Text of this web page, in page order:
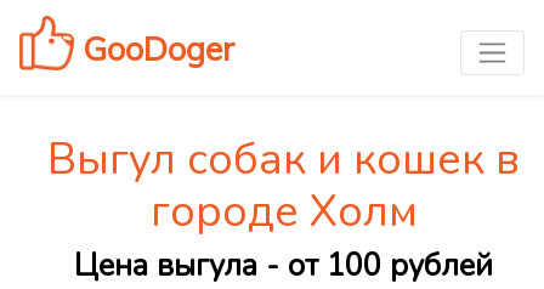
GooDoger
Выгул собак и кошек в
городе Холм
Цена выгула - от 100 рублей